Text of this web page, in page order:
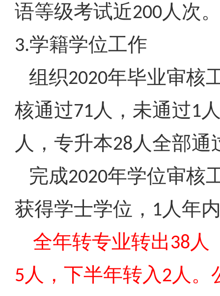
语等级考试近200人次
3.学籍学位工作
组织2020年毕业审核
核通过71人，未通过1
人，专升本28人全部通
完成2020年学位审核
获得学士学位， 1人年
全年转专业转出 38人
5 人，下半年转入2人。